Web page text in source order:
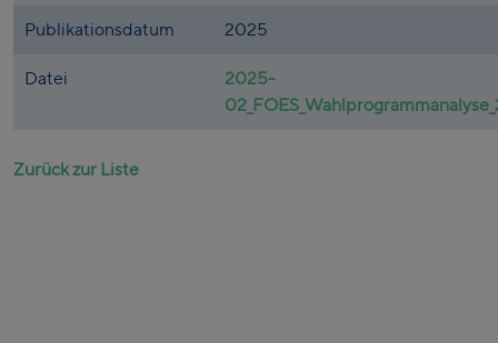
Publikationsdatum 2025
Datei
2025-
Zurück zur Liste